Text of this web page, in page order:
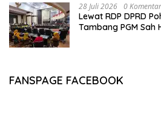
28 Juli 2026 0 Komentar
Lewat RDP DPRD
Tambang PGM Sah
FANSPAGE FACEBOOK